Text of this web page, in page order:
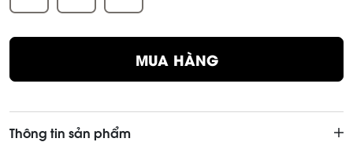
MUA HÀNG
Thông tin sản phẩm